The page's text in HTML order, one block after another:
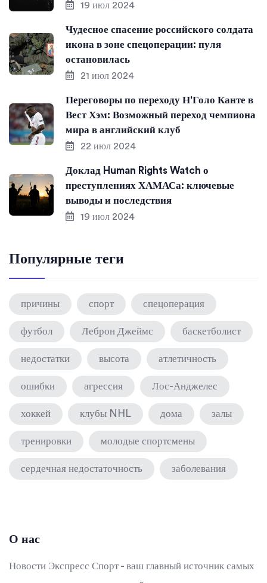
19 июл 2024
Чудесное спасение российского солдата
икона в зоне спецоперации: пуля
остановилась
21 июл 2024
Переговоры по переходу Н'Голо Канте в
Вест Хэм: Возможный переход чемпиона
мира в английский клуб
22 июл 2024
Доклад Human Rights Watch о
преступлениях ХАМАСа: ключевые
выводы и последствия
19 июл 2024
Популярные теги
причины спорт спецоперация
футбол Леброн Джеймс баскетболист
недостатки высота атлетичность
ошибки агрессия Лос-Анджелес
хоккей клубы NHL дома залы
тренировки молодые спортсмены
сердечная недостаточность заболевания
О нас
Новости Экспресс Спорт - ваш главный источник самых